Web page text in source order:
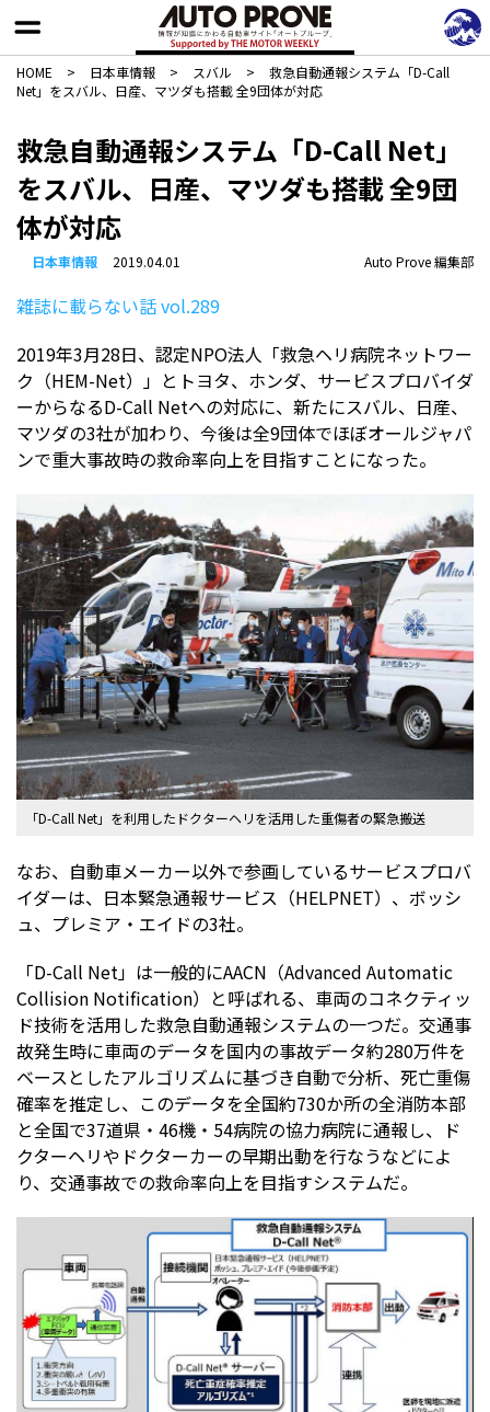
HOME > 日本車情報​ > スバル >
救急自動通報システム「D-Call
Net」をスバル、日産、マツダも搭載 全9団体が対応
救急自動通報システム「D-Call Net」
をスバル、日産、マツダも搭載 全9団
体が対応
日本車情報​ 2019.04.01 Auto Prove 編集部
雑誌に載らない話 vol.289
2019年3月28日、認定NPO法人「救急ヘリ病院ネットワー
ク（HEM-Net）」とトヨタ、ホンダ、サービスプロバイダ
ーからなるD-Call Netへの対応に、新たにスバル、日産、
マツダの3社が加わり、今後は全9団体でほぼオールジャパ
ンで重大事故時の救命率向上を目指すことになった。
「D-Call Net」を利用したドクターヘリを活用した重傷者の緊急搬送
なお、自動車メーカー以外で参画しているサービスプロバ
イダーは、日本緊急通報サービス（HELPNET）、ボッシ
ュ、プレミア・エイドの3社。
「D-Call Net」は一般的にAACN（Advanced Automatic
Collision Notification）と呼ばれる、車両のコネクティッ
ド技術を活用した救急自動通報システムの一つだ。交通事
故発生時に車両のデータを国内の事故データ約280万件を
ベースとしたアルゴリズムに基づき自動で分析、死亡重傷
確率を推定し、このデータを全国約730か所の全消防本部
と全国で37道県・46機・54病院の協力病院に通報し、ド
クターヘリやドクターカーの早期出動を行なうなどによ
り、交通事故での救命率向上を目指すシステムだ。